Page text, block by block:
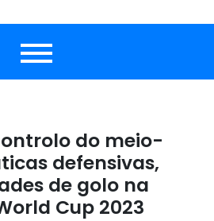
do meio-
defensivas,
de golo na
Cup 2023